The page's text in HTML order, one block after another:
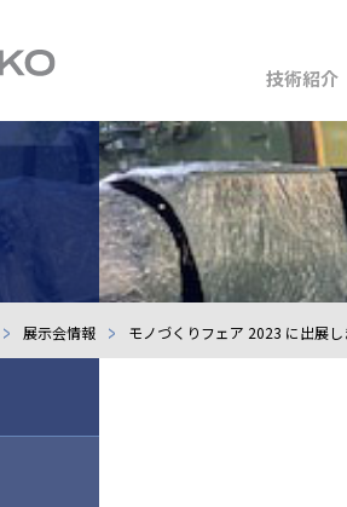
技術紹介
展示会情報 モノづくりフェア 2023 に出展し